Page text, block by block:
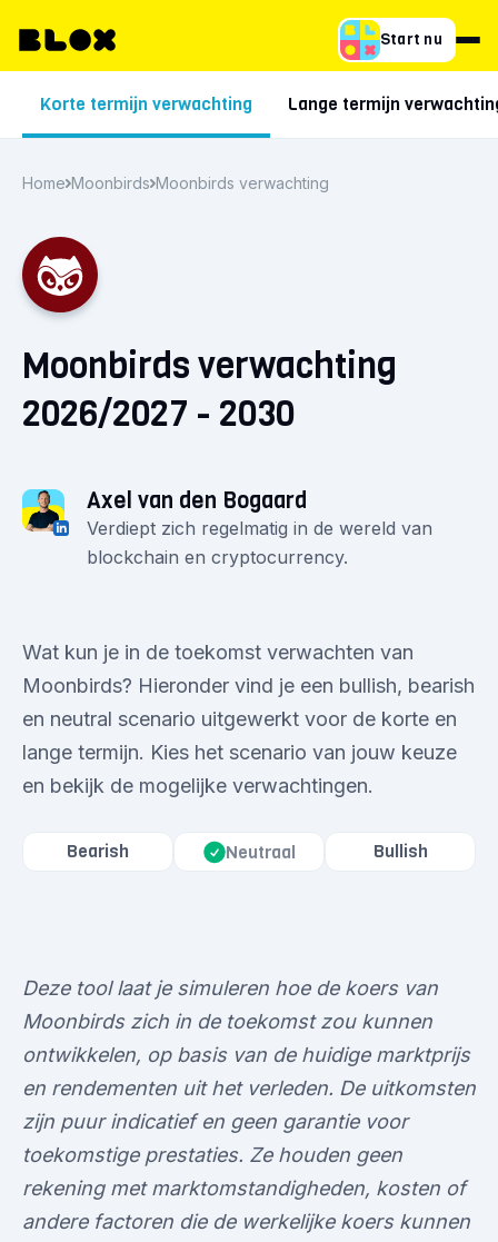
Start nu
Korte termijn verwachting Lange termijn
Home Moonbirds Moonbirds verwachting
Moonbirds verwachting
2026/2027 - 2030
Axel van den Bogaard
Verdiept zich regelmatig in de wereld van
blockchain en cryptocurrency.
Wat kun je in de toekomst verwachten van
Moonbirds? Hieronder vind je een bullish, bearish
en neutral scenario uitgewerkt voor de korte en
lange termijn. Kies het scenario van jouw keuze
en bekijk de mogelijke verwachtingen.
Bearish Neutraal Bullish
Deze tool laat je simuleren hoe de koers van
Moonbirds zich in de toekomst zou kunnen
ontwikkelen, op basis van de huidige marktprijs
en rendementen uit het verleden. De uitkomsten
zijn puur indicatief en geen garantie voor
toekomstige prestaties. Ze houden geen
rekening met marktomstandigheden, kosten of
andere factoren die de werkelijke koers kunnen